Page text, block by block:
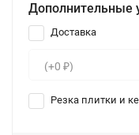
Дополнительные
Доставка
Резка плитки и